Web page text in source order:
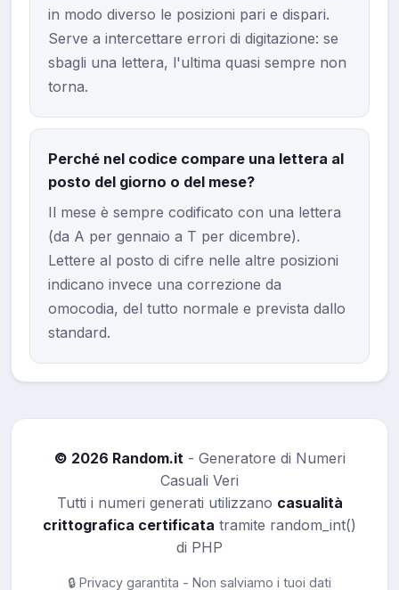
in modo diverso le posizioni pari e dispari.
Serve a intercettare errori di digitazione: se
sbagli una lettera, l'ultima quasi sempre non
torna.
Perché nel codice compare una lettera al
posto del giorno o del mese?
Il mese è sempre codificato con una lettera
(da A per gennaio a T per dicembre).
Lettere al posto di cifre nelle altre posizioni
indicano invece una correzione da
omocodia, del tutto normale e prevista dallo
standard.
© 2026 Random.it- Generatore di Numeri
Casuali Veri
Tutti i numeri generati utilizzano casualità
crittografica certificata tramite random_int()
di PHP
🔒 Privacy garantita - Non salviamo i tuoi dati